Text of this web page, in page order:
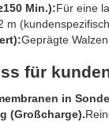
Min.):Für eine
m
Geprägte
für
in
(Großcharge).